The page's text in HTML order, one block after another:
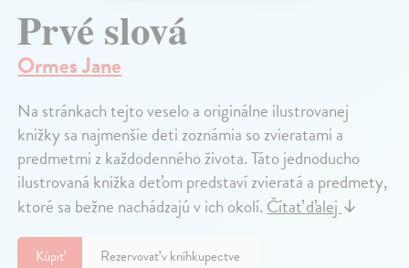
Prvé slová
Ormes Jane
Na stránkach tejto veselo a originálne ilustrovanej
knižky sa najmenšie deti zoznámia so zvieratami a
predmetmi z každodenného života. Táto jednoducho
ilustrovaná knižka deťom predstaví zvieratá a predmety,
ktoré sa bežne nachádzajú v ich okolí.Čítať ďalej↓
Kúpiť Rezervovať v kníhkupectve